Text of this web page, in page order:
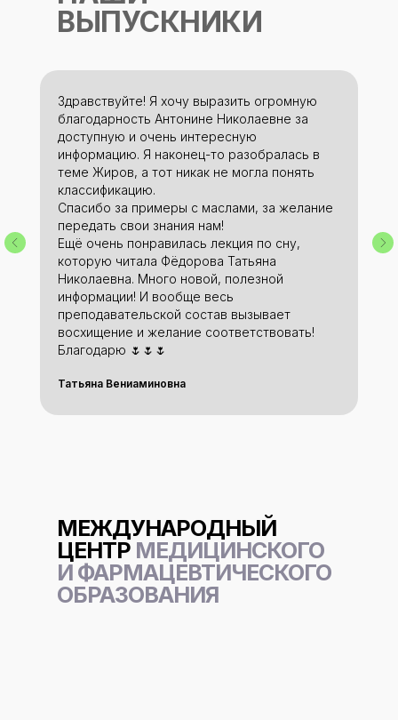
ВЫПУСКНИКИ
Здравствуйте! Я хочу выразить огромную
благодарность Антонине Николаевне за
доступную и очень интересную
информацию. Я наконец-то разобралась в
теме Жиров, а тот никак не могла понять
классификацию.
Спасибо за примеры с маслами, за желание
передать свои знания нам!
Ещё очень понравилась лекция по сну,
которую читала Фёдорова Татьяна
Николаевна. Много новой, полезной
информации! И вообще весь
преподавательской состав вызывает
восхищение и желание соответствовать!
Благодарю 🌷🌷🌷
Татьяна Вениаминовна
МЕЖДУНАРОДНЫЙ
ЦЕНТР МЕДИЦИНСКОГО
И ФАРМАЦЕВТИЧЕСКОГО
ОБРАЗОВАНИЯ